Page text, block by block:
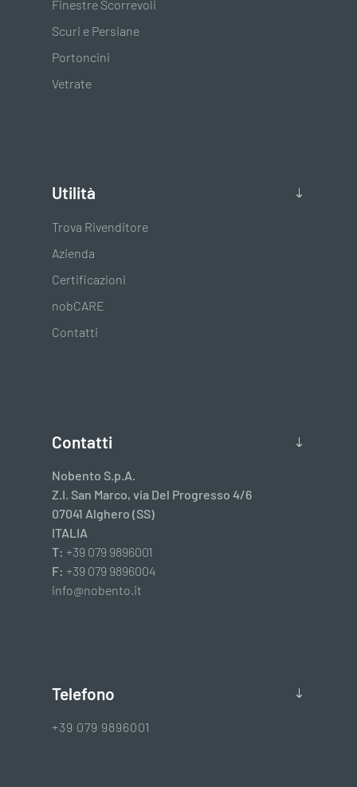
Finestre Scorrevoli
Scuri e Persiane
Portoncini
Vetrate
Utilità
Trova Rivenditore
Azienda
Certificazioni
nobCARE
Contatti
Contatti
Nobento S.p.A.
Z.I. San Marco, via Del Progresso 4/6
07041 Alghero (SS)
ITALIA
T: +39 079 9896001
F: +39 079 9896004
info@nobento.it
Telefono
+39 079 9896001